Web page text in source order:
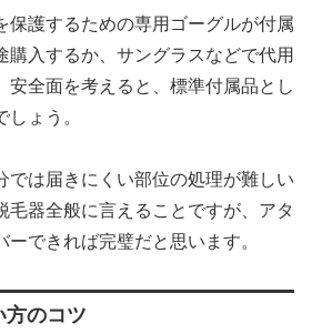
保護するための専用ゴーグルが付属
購入するか、サングラスなどで代用
安全面を考えると、標準付属品とし
ょう。
では届きにくい部位の処理が難しい
毛器全般に言えることですが、アタ
ーできれば完璧だと思います。
方のコツ